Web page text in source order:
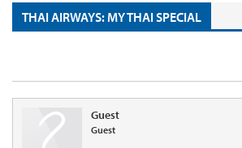
THAI AIRWAYS: MY THAI SPECIAL
Guest
Guest